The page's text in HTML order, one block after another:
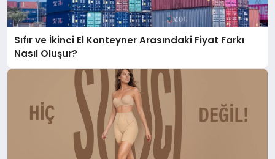
Sıfır ve İkinci El Konteyner Arasındaki Fiyat Farkı
Nasıl Oluşur?